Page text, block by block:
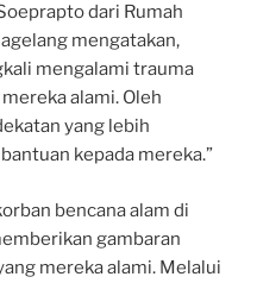
dari Rumah
mengatakan,
mengalami trauma
alami. Oleh
yang lebih
kepada mereka.”
bencana alam di
gambaran
mereka alami. Melalui